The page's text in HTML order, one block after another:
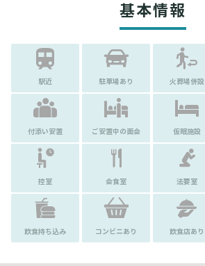
基本情報
駅近 駐車場あり 火葬場併設
付添い安置 ご安置中の面会 仮眠施設
控室 会食室 法要室
飲食持ち込み コンビニあり 飲食店あり